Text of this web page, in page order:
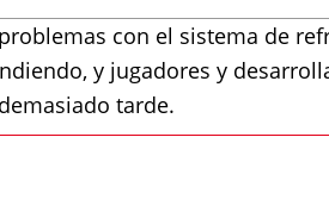
con el sistema de
y jugadores y
tarde.